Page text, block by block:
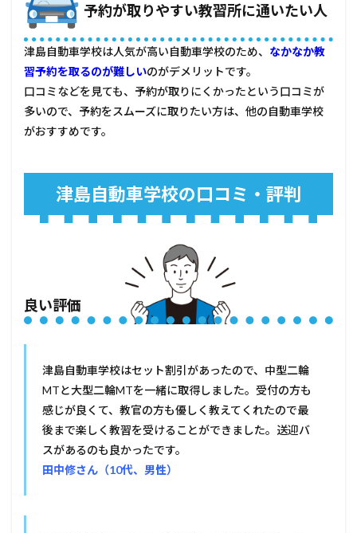
予約が取りやすい教習所に通いたい人
津島自動車学校は人気が高い自動車学校のため、 なかなか教
習予約を取るのが難しいのがデメリットです。
口コミなどを見ても、予約が取りにくかったという口コミが
多いので、予約をスムーズに取りたい方は、他の自動車学校
がおすすめです。
津島自動車学校の口コミ・評判
良い評価
津島自動車学校はセット割引があったので、中型二輪
MTと大型二輪MTを一緒に取得しました。受付の方も
感じが良くて、教官の方も優しく教えてくれたので最
後まで楽しく教習を受けることができました。送迎バ
スがあるのも良かったです。
田中修さん（10代、男性）